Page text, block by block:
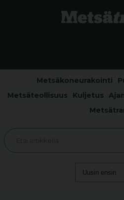
Metsäkoneurakointi
Metsäteollisuus
Kuljetus